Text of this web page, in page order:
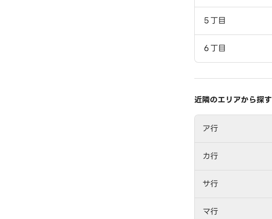
５丁目
６丁目
近隣のエリアから探す
ア行
カ行
サ行
マ行